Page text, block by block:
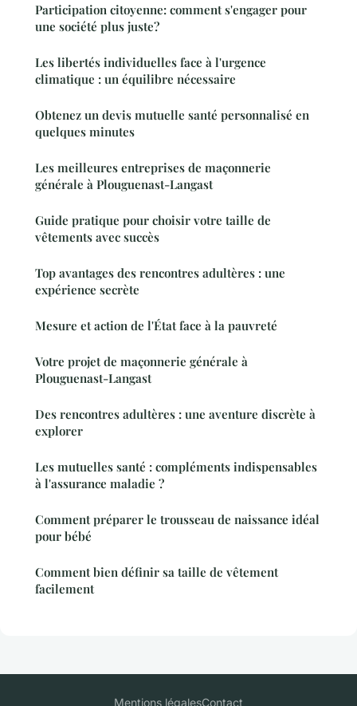
Participation citoyenne: comment s'engager pour
une société plus juste?
Les libertés individuelles face à l'urgence
climatique : un équilibre nécessaire
Obtenez un devis mutuelle santé personnalisé en
quelques minutes
Les meilleures entreprises de maçonnerie
générale à Plouguenast-Langast
Guide pratique pour choisir votre taille de
vêtements avec succès
Top avantages des rencontres adultères : une
expérience secrète
Mesure et action de l'État face à la pauvreté
Votre projet de maçonnerie générale à
Plouguenast-Langast
Des rencontres adultères : une aventure discrète à
explorer
Les mutuelles santé : compléments indispensables
à l'assurance maladie ?
Comment préparer le trousseau de naissance idéal
pour bébé
Comment bien définir sa taille de vêtement
facilement
Mentions légalesContact